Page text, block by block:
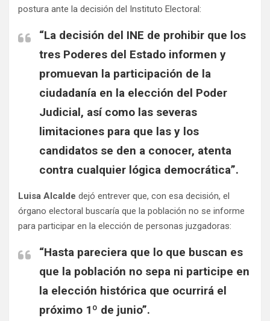
postura ante la decisión del Instituto Electoral:
“La decisión del INE de prohibir que los
tres Poderes del Estado informen y
promuevan la participación de la
ciudadanía en la elección del Poder
Judicial, así como las severas
limitaciones para que las y los
candidatos se den a conocer, atenta
contra cualquier lógica democrática”.
Luisa Alcalde dejó entrever que, con esa decisión, el
órgano electoral buscaría que la población no se informe
para participar en la elección de personas juzgadoras:
“Hasta pareciera que lo que buscan es
que la población no sepa ni participe en
la elección histórica que ocurrirá el
próximo 1º de junio”.